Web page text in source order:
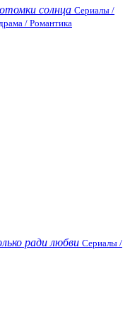
солнца Сериалы /
/ Романтика
ради любви Сериалы /